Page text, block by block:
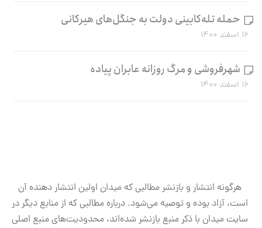
حمله تله‌کابینی دولت به جنگل‌های هیرکانی
۱۶ اسفند ۱۴۰۰
شهرفروشی و مرگ روزانه عابران پیاده
۱۶ اسفند ۱۴۰۰
هرگونه انتشار و بازنشر مطالبی که میدان اولین انتشار دهنده آن
است، آزاد بوده و توصیه می‌شود. درباره مطالبی که از منابع دیگر در
سایت میدان با ذکر منبع بازنشر شده‌اند، محدودیت‌های منبع اصلی